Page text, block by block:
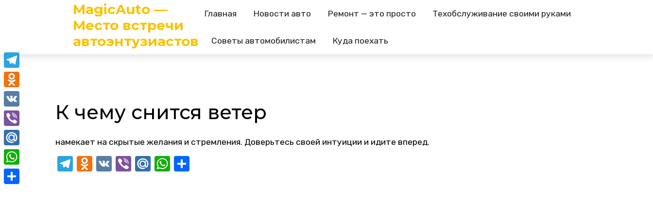
MagicAuto —
Место встречи
автоэнтузиастов
Главная Новости авто Ремонт — это просто Техобслуживание своими руками
Советы автомобилистам Куда поехать
К чему снится ветер
намекает на скрытые желания и стремления. Доверьтесь своей интуиции и идите вперед.
Telegram
Odnoklassniki
VK ViberMail.RuWhatsApp
Telegram
Odnoklassniki
VK
Viber
Mail.Ru
WhatsApp